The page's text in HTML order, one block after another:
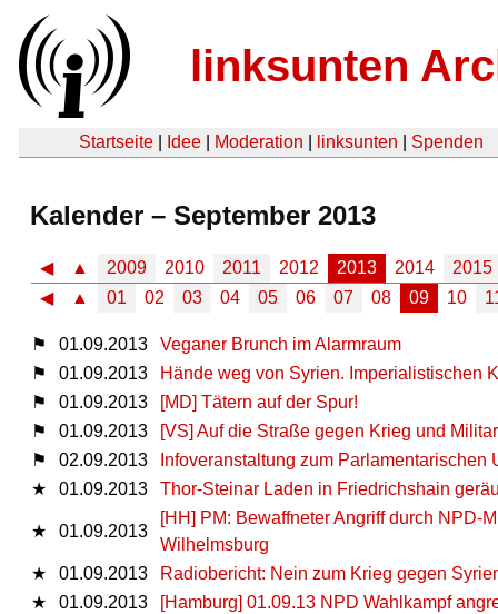
linksunten
Startseite Idee Moderation linksunten Spenden
Kalender – September 2013
◀ ▲ 2009 2010 2011 2012 2013 2014
2015
◀
▲ 01 02 03 04 05 06 07 08 09 10
⚑ 01.09.2013
Veganer Brunch im Alarmraum
⚑
01.09.2013
Hände weg von Syrien. Imperialistischen
⚑
01.09.2013
[MD] Tätern auf der Spur!
⚑
01.09.2013
[VS] Auf die Straße gegen Krieg und
⚑
02.09.2013
Infoveranstaltung zum Parlamentarischen
★
01.09.2013 Thor-Steinar Laden in Friedrichshain
★ 01.09.2013
[HH] PM: Bewaffneter Angriff durch NPD-
Wilhelmsburg
★
01.09.2013
Radiobericht: Nein zum Krieg gegen
★
01.09.2013
[Hamburg] 01.09.13 NPD Wahlkampf